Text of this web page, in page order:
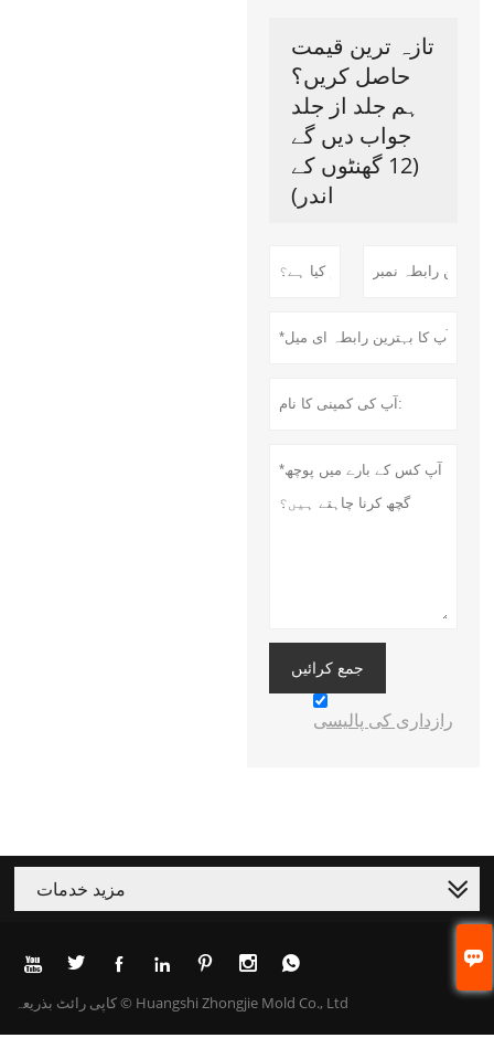

تازہ ترین قیمت
حاصل کریں؟
ہم جلد از جلد
جواب دیں گے
(12 گھنٹوں کے
اندر)
جمع کرائیں
رازداری کی پالیسی
مزید خدمات
      
کاپی رائٹ بذریعہ © Huangshi Zhongjie Mold Co., Ltd